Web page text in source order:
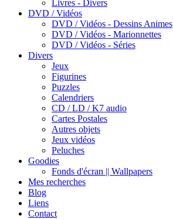
Livres - Divers
DVD / Vidéos
DVD / Vidéos - Dessins Animes
DVD / Vidéos - Marionnettes
DVD / Vidéos - Séries
Divers
Jeux
Figurines
Puzzles
Calendriers
CD / LD / K7 audio
Cartes Postales
Autres objets
Jeux vidéos
Peluches
Goodies
Fonds d'écran || Wallpapers
Mes recherches
Blog
Liens
Contact